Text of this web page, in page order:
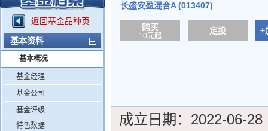
返回基金品种页
基本资料
基本概况
基金经理
基金公司
基金评级
特色数据
长盛安盈混合A (013407)
购买
10元起
定投 +
成立日期： 2022-06-28